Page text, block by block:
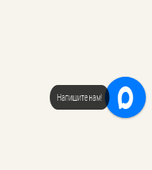
Напишите нам!